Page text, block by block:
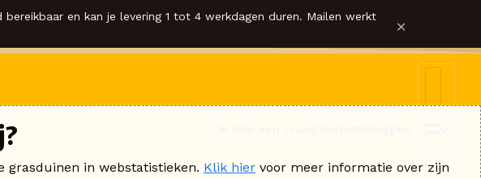
en kan je levering 1 tot 4 werkdagen duren. Mailen werkt ×
grasduinen in webstatistieken. Klik hier voor meer informatie over zijn